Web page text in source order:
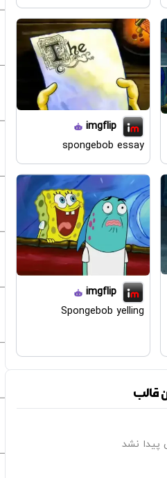
imgflip
spongebob essay
imgflip
Spongebob yelling
قالب
پیدا نشد